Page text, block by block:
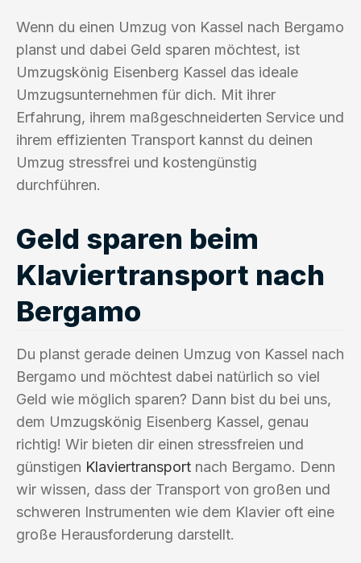
Wenn du einen Umzug von Kassel nach Bergamo
planst und dabei Geld sparen möchtest, ist
Umzugskönig Eisenberg Kassel das ideale
Umzugsunternehmen für dich. Mit ihrer
Erfahrung, ihrem maßgeschneiderten Service und
ihrem effizienten Transport kannst du deinen
Umzug stressfrei und kostengünstig
durchführen.
Geld sparen beim
Klaviertransport nach
Bergamo
Du planst gerade deinen Umzug von Kassel nach
Bergamo und möchtest dabei natürlich so viel
Geld wie möglich sparen? Dann bist du bei uns,
dem Umzugskönig Eisenberg Kassel, genau
richtig! Wir bieten dir einen stressfreien und
günstigen Klaviertransport nach Bergamo. Denn
wir wissen, dass der Transport von großen und
schweren Instrumenten wie dem Klavier oft eine
große Herausforderung darstellt.